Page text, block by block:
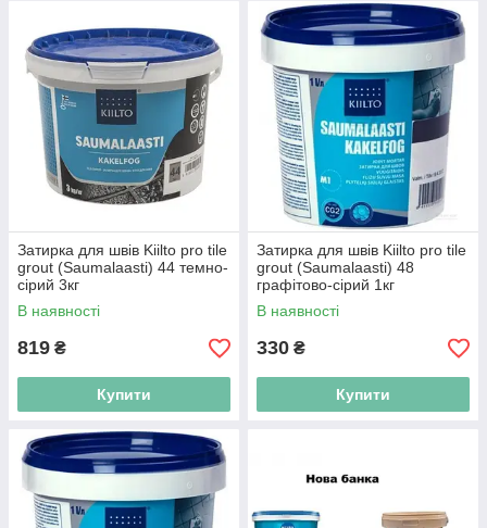
Затирка для швів Kiilto pro tile
grout (Saumalaasti) 44 темно-
сірий 3кг
В наявності
819 ₴
Купити
Затирка для швів Kiilto pro tile
grout (Saumalaasti) 48
графітово-сірий 1кг
В наявності
330 ₴
Купити